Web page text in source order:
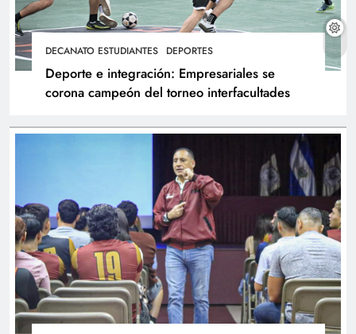
DECANATO ESTUDIANTES DEPORTES
Deporte e integración: Empresariales se
corona campeón del torneo interfacultades